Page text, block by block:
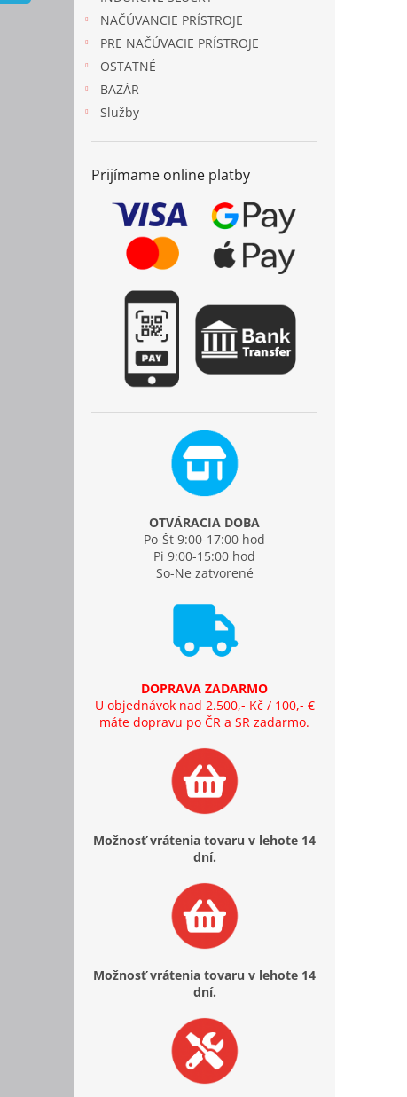
NAČÚVANCIE PRÍSTROJE
PRE NAČÚVACIE PRÍSTROJE
OSTATNÉ
BAZÁR
Služby
Prijímame online platby
OTVÁRACIA DOBA
Po-Št 9:00-17:00 hod
Pi 9:00-15:00 hod
So-Ne zatvorené
DOPRAVA ZADARMO
U objednávok nad 2.500,- Kč / 100,- €
máte dopravu po ČR a SR zadarmo.
Možnosť vrátenia tovaru v lehote 14
dní.
Možnosť vrátenia tovaru v lehote 14
dní.